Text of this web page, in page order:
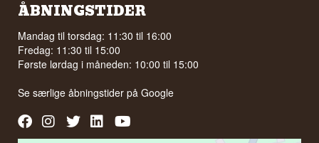
ÅBNINGSTIDER
Mandag til torsdag: 11:30 til 16:00
Fredag: 11:30 til 15:00
Første lørdag i måneden: 10:00 til 15:00
Se særlige åbningstider påGoogle